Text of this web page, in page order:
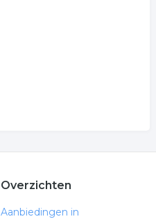
Overzichten
Aanbiedingen in